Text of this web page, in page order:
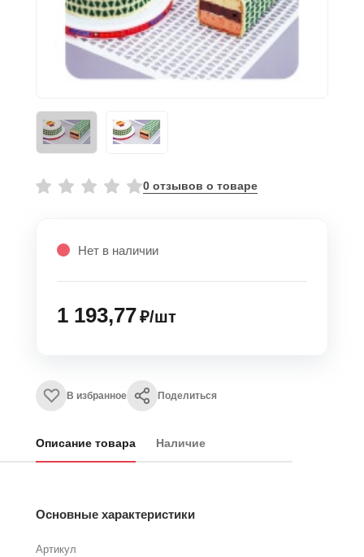
0 отзывов о товаре
Нет в наличии
1 193,77₽/шт
В избранное Поделиться
Описание товара Наличие
Основные характеристики
Артикул